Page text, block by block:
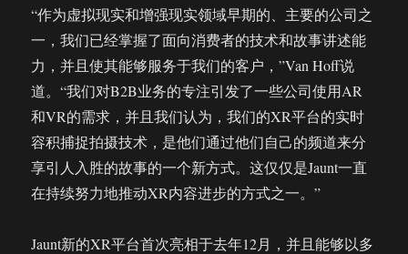
“作为虚拟现实和增强现实领域早期的、主要的公司之
一，我们已经掌握了面向消费者的技术和故事讲述能
力，并且使其能够服务于我们的客户，”Van Hoff说
道。“我们对B2B业务的专注引发了一些公司使用AR
和VR的需求，并且我们认为，我们的XR平台的实时
容积捕捉拍摄技术，是他们通过他们自己的频道来分
享引人入胜的故事的一个新方式。这仅仅是Jaunt一直
在持续努力地推动XR内容进步的方式之一。”
Jaunt新的XR平台首次亮相于去年12月，并且能够以多